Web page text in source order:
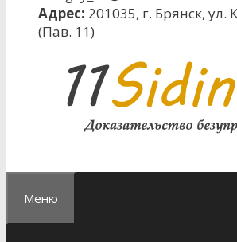
Адрес: 201035, г. Брянск, ул.
(Пав. 11)
Меню